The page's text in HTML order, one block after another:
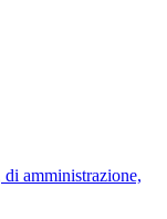
amministrazione,